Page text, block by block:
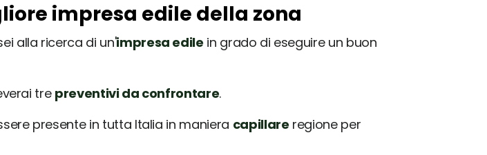
impresa edile della zona
alla ricerca di un'impresa edile in grado di eseguire un buon
tre preventivi da confrontare.
presente in tutta Italia in maniera capillare regione per